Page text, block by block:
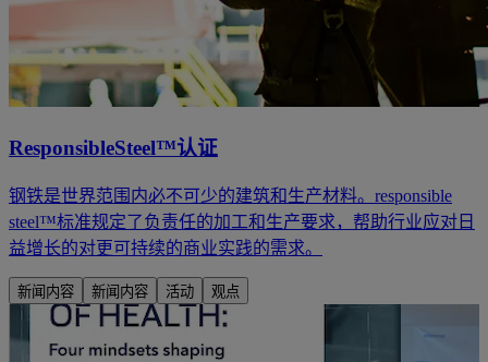
ResponsibleSteel™认证
钢铁是世界范围内必不可少的建筑和生产材料。responsible
steel™标准规定了负责任的加工和生产要求，帮助行业应对日
益增长的对更可持续的商业实践的需求。
新闻内容 新闻内容 活动 观点